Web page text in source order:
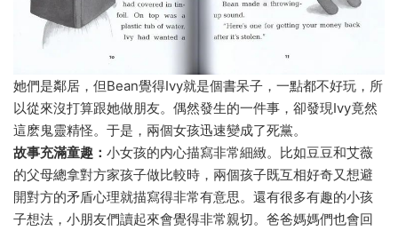
她們是鄰居，但Bean覺得Ivy就是個書呆子，一點都不好玩，所
以從來沒打算跟她做朋友。偶然發生的一件事，卻發現Ivy竟然
這麽鬼靈精怪。于是，兩個女孩迅速變成了死黨。
故事充滿童趣： 小女孩的内心描寫非常細緻。比如豆豆和艾薇
的父母總拿對方家孩子做比較時，兩個孩子既互相好奇又想避
開對方的矛盾心理就描寫得非常有意思。還有很多有趣的小孩
子想法，小朋友們讀起來會覺得非常親切。爸爸媽媽們也會回